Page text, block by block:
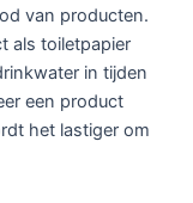
van producten.
als toiletpapier
in tijden
een product
het lastiger om